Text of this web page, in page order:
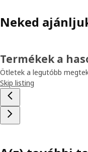
Neked
Termékek a
Ötletek a legutóbb
Skip listing